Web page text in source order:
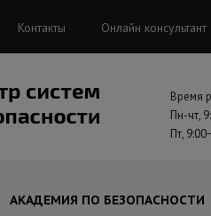
Контакты Онлайн консультант
Время
Пн-чт,
Пт,
АКАДЕМИЯ ПО БЕЗОПАСНОСТИ